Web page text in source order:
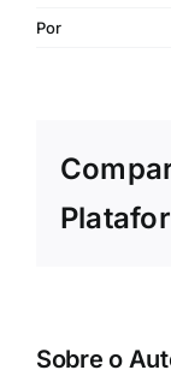
Por
Sobre o